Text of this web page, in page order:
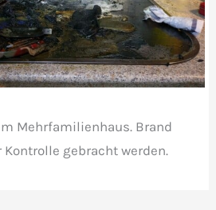
Mehrfamilienhaus. Brand
gebracht werden.